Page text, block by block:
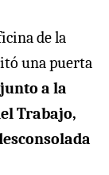
de la
una puerta
junto a la
Trabajo,